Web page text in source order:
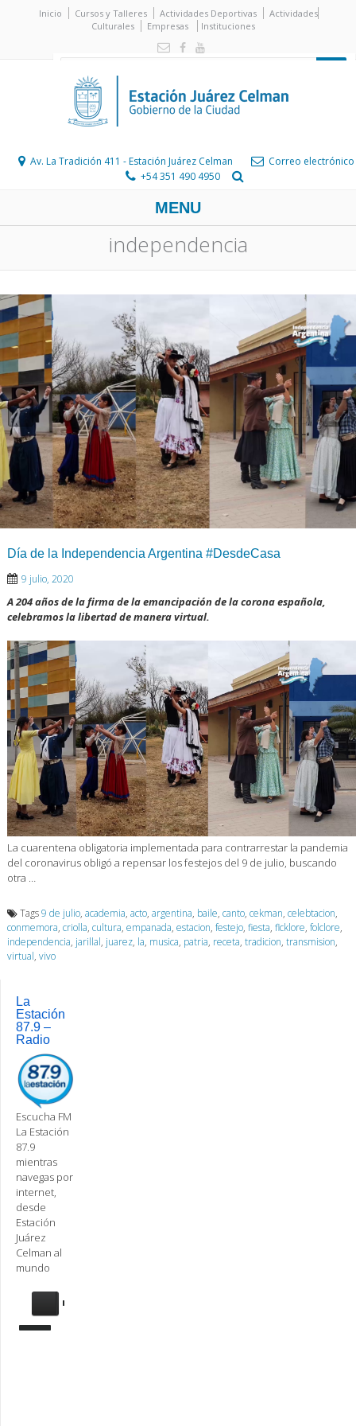
Inicio Cursos y Talleres Actividades Deportivas
Actividades
Culturales
Empresas Instituciones
Av. La Tradición 411 - Estación Juárez Celman
Correo electrónico
+54 351 490 4950
MENU
independencia
Día de la Independencia Argentina #DesdeCasa
9 julio, 2020
A 204 años de la firma de la emancipación de la corona española,
celebramos la libertad de manera virtual.
La cuarentena obligatoria implementada para contrarrestar la pandemia
del coronavirus obligó a repensar los festejos del 9 de julio, buscando
otra …
Tags9 de julio, academia, acto, argentina, baile, canto, cekman, celebtacion,
conmemora, criolla, cultura, empanada, estacion, festejo, fiesta, flcklore, folclore,
independencia, jarillal, juarez, la, musica, patria, receta, tradicion, transmision,
virtual, vivo
La
Estación
87.9 –
Radio
Escucha FM
La Estación
87.9
mientras
navegas por
internet,
desde
Estación
Juárez
Celman al
mundo